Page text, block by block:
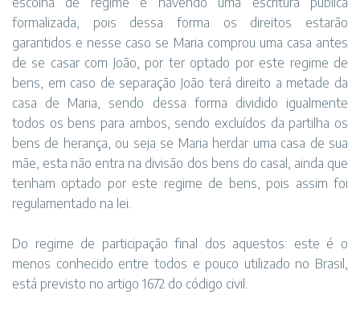
formalizada, pois dessa forma os direitos estarão
garantidos e nesse caso se Maria comprou uma casa antes
de se casar com João, por ter optado por este regime de
bens, em caso de separação João terá direito a metade da
casa de Maria, sendo dessa forma dividido igualmente
todos os bens para ambos, sendo excluídos da partilha os
bens de herança, ou seja se Maria herdar uma casa de sua
mãe, esta não entra na divisão dos bens do casal, ainda que
tenham optado por este regime de bens, pois assim foi
regulamentado na lei.
Do regime de participação final dos aquestos: este é o
menos conhecido entre todos e pouco utilizado no Brasil,
está previsto no artigo 1672 do código civil.